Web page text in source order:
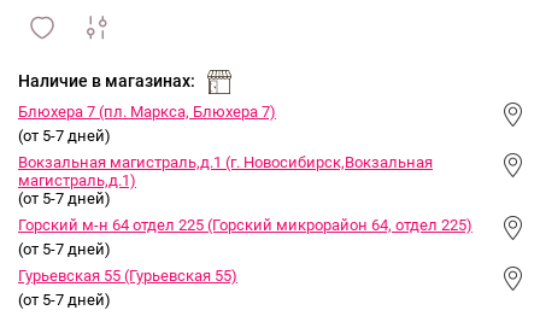
и
Наличие в магазинах:
Блюхера 7 (пл. Маркса, Блюхера 7)
(от 5-7 дней)
Вокзальная магистраль,д.1 (г. Новосибирск,Вокзальная
магистраль,д.1)
(от 5-7 дней)
Горский м-н 64 отдел 225 (Горский микрорайон 64, отдел 225)
(от 5-7 дней)
Гурьевская 55 (Гурьевская 55)
(от 5-7 дней)